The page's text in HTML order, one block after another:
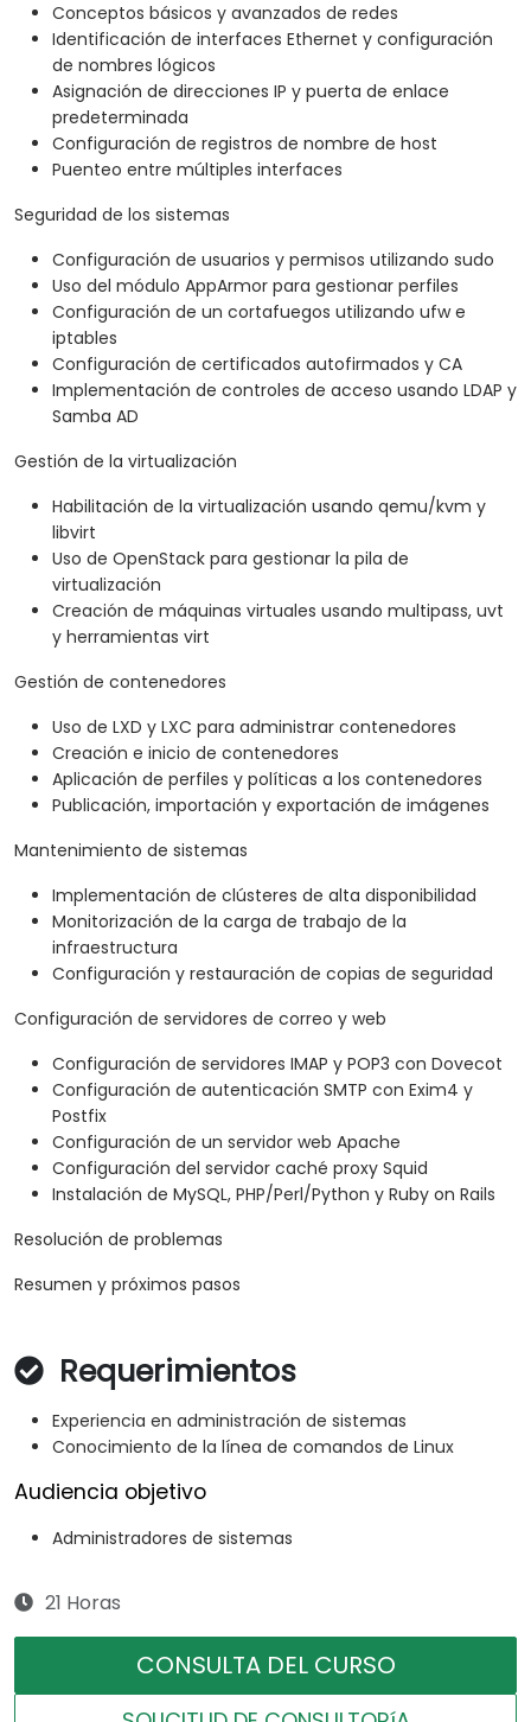
Conceptos básicos y avanzados de redes
Identificación de interfaces Ethernet y configuración
de nombres lógicos
Asignación de direcciones IP y puerta de enlace
predeterminada
Configuración de registros de nombre de host
Puenteo entre múltiples interfaces
Seguridad de los sistemas
Configuración de usuarios y permisos utilizando sudo
Uso del módulo AppArmor para gestionar perfiles
Configuración de un cortafuegos utilizando ufw e
iptables
Configuración de certificados autofirmados y CA
Implementación de controles de acceso usando LDAP y
Samba AD
Gestión de la virtualización
Habilitación de la virtualización usando qemu/kvm y
libvirt
Uso de OpenStack para gestionar la pila de
virtualización
Creación de máquinas virtuales usando multipass, uvt
y herramientas virt
Gestión de contenedores
Uso de LXD y LXC para administrar contenedores
Creación e inicio de contenedores
Aplicación de perfiles y políticas a los contenedores
Publicación, importación y exportación de imágenes
Mantenimiento de sistemas
Implementación de clústeres de alta disponibilidad
Monitorización de la carga de trabajo de la
infraestructura
Configuración y restauración de copias de seguridad
Configuración de servidores de correo y web
Configuración de servidores IMAP y POP3 con Dovecot
Configuración de autenticación SMTP con Exim4 y
Postfix
Configuración de un servidor web Apache
Configuración del servidor caché proxy Squid
Instalación de MySQL, PHP/Perl/Python y Ruby on Rails
Resolución de problemas
Resumen y próximos pasos
Requerimientos
Experiencia en administración de sistemas
Conocimiento de la línea de comandos de Linux
Audiencia objetivo
Administradores de sistemas
21 Horas
CONSULTA DEL CURSO